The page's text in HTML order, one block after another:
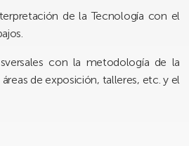
de la Tecnología con el
con la metodología de la
de exposición, talleres, etc. y el